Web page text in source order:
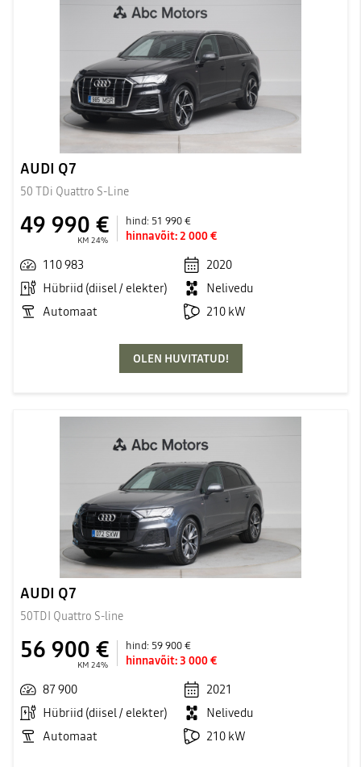
AUDI Q7
50 TDi Quattro S-Line
49 990 €
KM 24%
hind: 51 990 €
hinnavõit:2 000 €
110 983
2020
Hübriid (diisel / elekter)
Nelivedu
Automaat
210 kW
OLEN HUVITATUD!
AUDI Q7
50TDI Quattro S-line
56 900 €
KM 24%
hind: 59 900 €
hinnavõit:3 000 €
87 900
2021
Hübriid (diisel / elekter)
Nelivedu
Automaat
210 kW